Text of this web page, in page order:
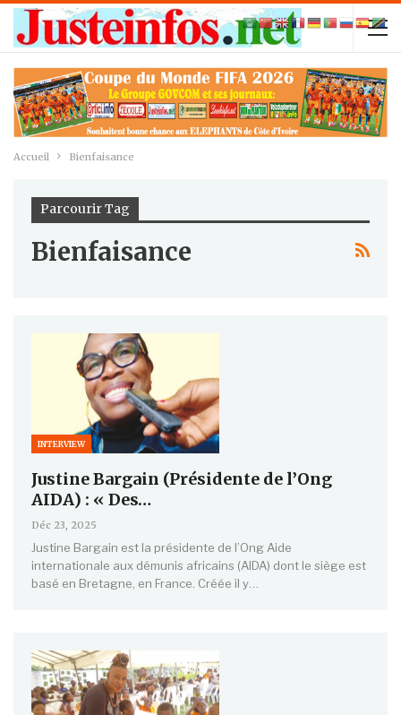
Accueil Bienfaisance
Parcourir Tag
Bienfaisance
INTERVIEW
Justine Bargain (Présidente de l’Ong
AIDA) : « Des…
Déc 23, 2025
Justine Bargain est la présidente de l’Ong Aide
internationale aux démunis africains (AIDA) dont le siège est
basé en Bretagne, en France. Créée il y…